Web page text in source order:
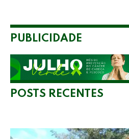
PUBLICIDADE
POSTS RECENTES